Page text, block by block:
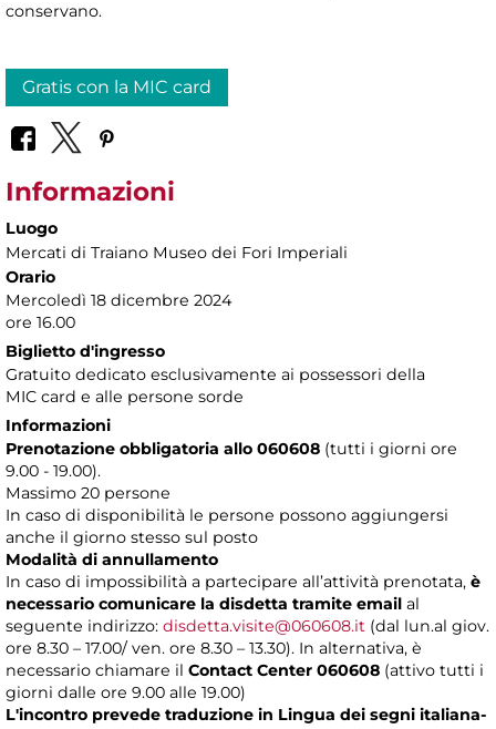
conservano.
Gratis con la MIC card
Informazioni
Luogo
Mercati di Traiano Museo dei Fori Imperiali
Orario
Mercoledì 18 dicembre 2024
ore 16.00
Biglietto d'ingresso
Gratuito dedicato esclusivamente ai possessori della
MIC card e alle persone sorde
Informazioni
Prenotazione obbligatoria allo 060608 (tutti i giorni ore
9.00 - 19.00).
Massimo 20 persone
In caso di disponibilità le persone possono aggiungersi
anche il giorno stesso sul posto
Modalità di annullamento
In caso di impossibilità a partecipare all’attività prenotata, è
necessario comunicare la disdetta tramite email al
seguente indirizzo: disdetta.visite@060608.it (dal lun.al giov.
ore 8.30 – 17.00/ ven. ore 8.30 – 13.30). In alternativa, è
necessario chiamare il Contact Center 060608 (attivo tutti i
giorni dalle ore 9.00 alle 19.00)
L'incontro prevede traduzione in Lingua dei segni italiana-